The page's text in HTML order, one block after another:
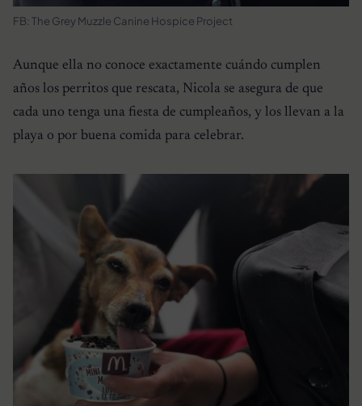
FB: The Grey Muzzle Canine Hospice Project
Aunque ella no conoce exactamente cuándo cumplen
años los perritos que rescata, Nicola se asegura de que
cada uno tenga una fiesta de cumpleaños, y los llevan a la
playa o por buena comida para celebrar.